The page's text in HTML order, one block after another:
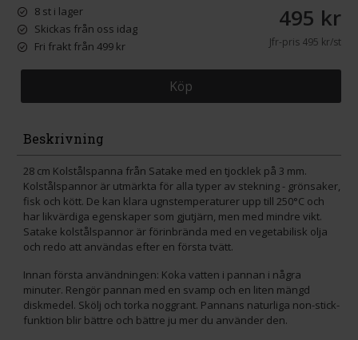
8 st i lager
Skickas från oss idag
Fri frakt från 499 kr
495 kr
Jfr-pris495 kr/st
Köp
Beskrivning
28 cm Kolstålspanna från Satake med en tjocklek på 3 mm.
Kolstålspannor är utmärkta för alla typer av stekning - grönsaker,
fisk och kött. De kan klara ugnstemperaturer upp till 250°C och
har likvärdiga egenskaper som gjutjärn, men med mindre vikt.
Satake kolstålspannor är förinbrända med en vegetabilisk olja
och redo att användas efter en första tvätt.
Innan första användningen: Koka vatten i pannan i några
minuter. Rengör pannan med en svamp och en liten mängd
diskmedel. Skölj och torka noggrant. Pannans naturliga non-stick-
funktion blir bättre och bättre ju mer du använder den.